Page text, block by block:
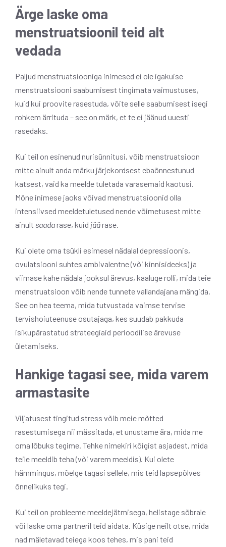
Ärge laske oma
menstruatsioonil teid alt
vedada
Paljud menstruatsiooniga inimesed ei ole igakuise
menstruatsiooni saabumisest tingimata vaimustuses,
kuid kui proovite rasestuda, võite selle saabumisest isegi
rohkem ärrituda – see on märk, et te ei jäänud uuesti
rasedaks.
Kui teil on esinenud nurisünnitusi, võib menstruatsioon
mitte ainult anda märku järjekordsest ebaõnnestunud
katsest, vaid ka meelde tuletada varasemaid kaotusi.
Mõne inimese jaoks võivad menstruatsioonid olla
intensiivsed meeldetuletused nende võimetusest mitte
ainult saadarase, kuid jäärase.
Kui olete oma tsükli esimesel nädalal depressioonis,
ovulatsiooni suhtes ambivalentne (või kinnisideeks) ja
viimase kahe nädala jooksul ärevus, kaaluge rolli, mida teie
menstruatsioon võib nende tunnete vallandajana mängida.
See on hea teema, mida tutvustada vaimse tervise
tervishoiuteenuse osutajaga, kes suudab pakkuda
isikupärastatud strateegiaid perioodilise ärevuse
ületamiseks.
Hankige tagasi see, mida varem
armastasite
Viljatusest tingitud stress võib meie mõtted
rasestumisega nii mässitada, et unustame ära, mida me
oma lõbuks tegime. Tehke nimekiri kõigist asjadest, mida
teile meeldib teha (või varem meeldis). Kui olete
hämmingus, mõelge tagasi sellele, mis teid lapsepõlves
õnnelikuks tegi.
Kui teil on probleeme meeldejätmisega, helistage sõbrale
või laske oma partneril teid aidata. Küsige neilt otse, mida
nad mäletavad teiega koos tehes, mis pani teid